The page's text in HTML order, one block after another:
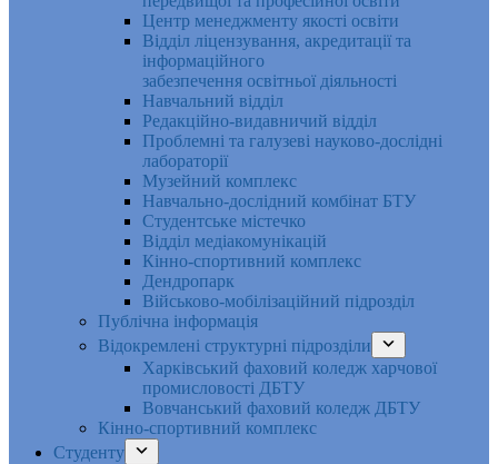
Центр менеджменту якості освіти
Відділ ліцензування, акредитації та
інформаційного
забезпечення освітньої діяльності
Навчальний відділ
Редакційно-видавничий відділ
Проблемні та галузеві науково-дослідні
лабораторії
Музейний комплекс
Навчально-дослідний комбінат БТУ
Студентське містечко
Відділ медіакомунікацій
Кінно-спортивний комплекс
Дендропарк
Військово-мобілізаційний підрозділ
Публічна інформація
Відокремлені структурні підрозділи
Харківський фаховий коледж харчової
промисловості ДБТУ
Вовчанський фаховий коледж ДБТУ
Кінно-спортивний комплекс
Студенту